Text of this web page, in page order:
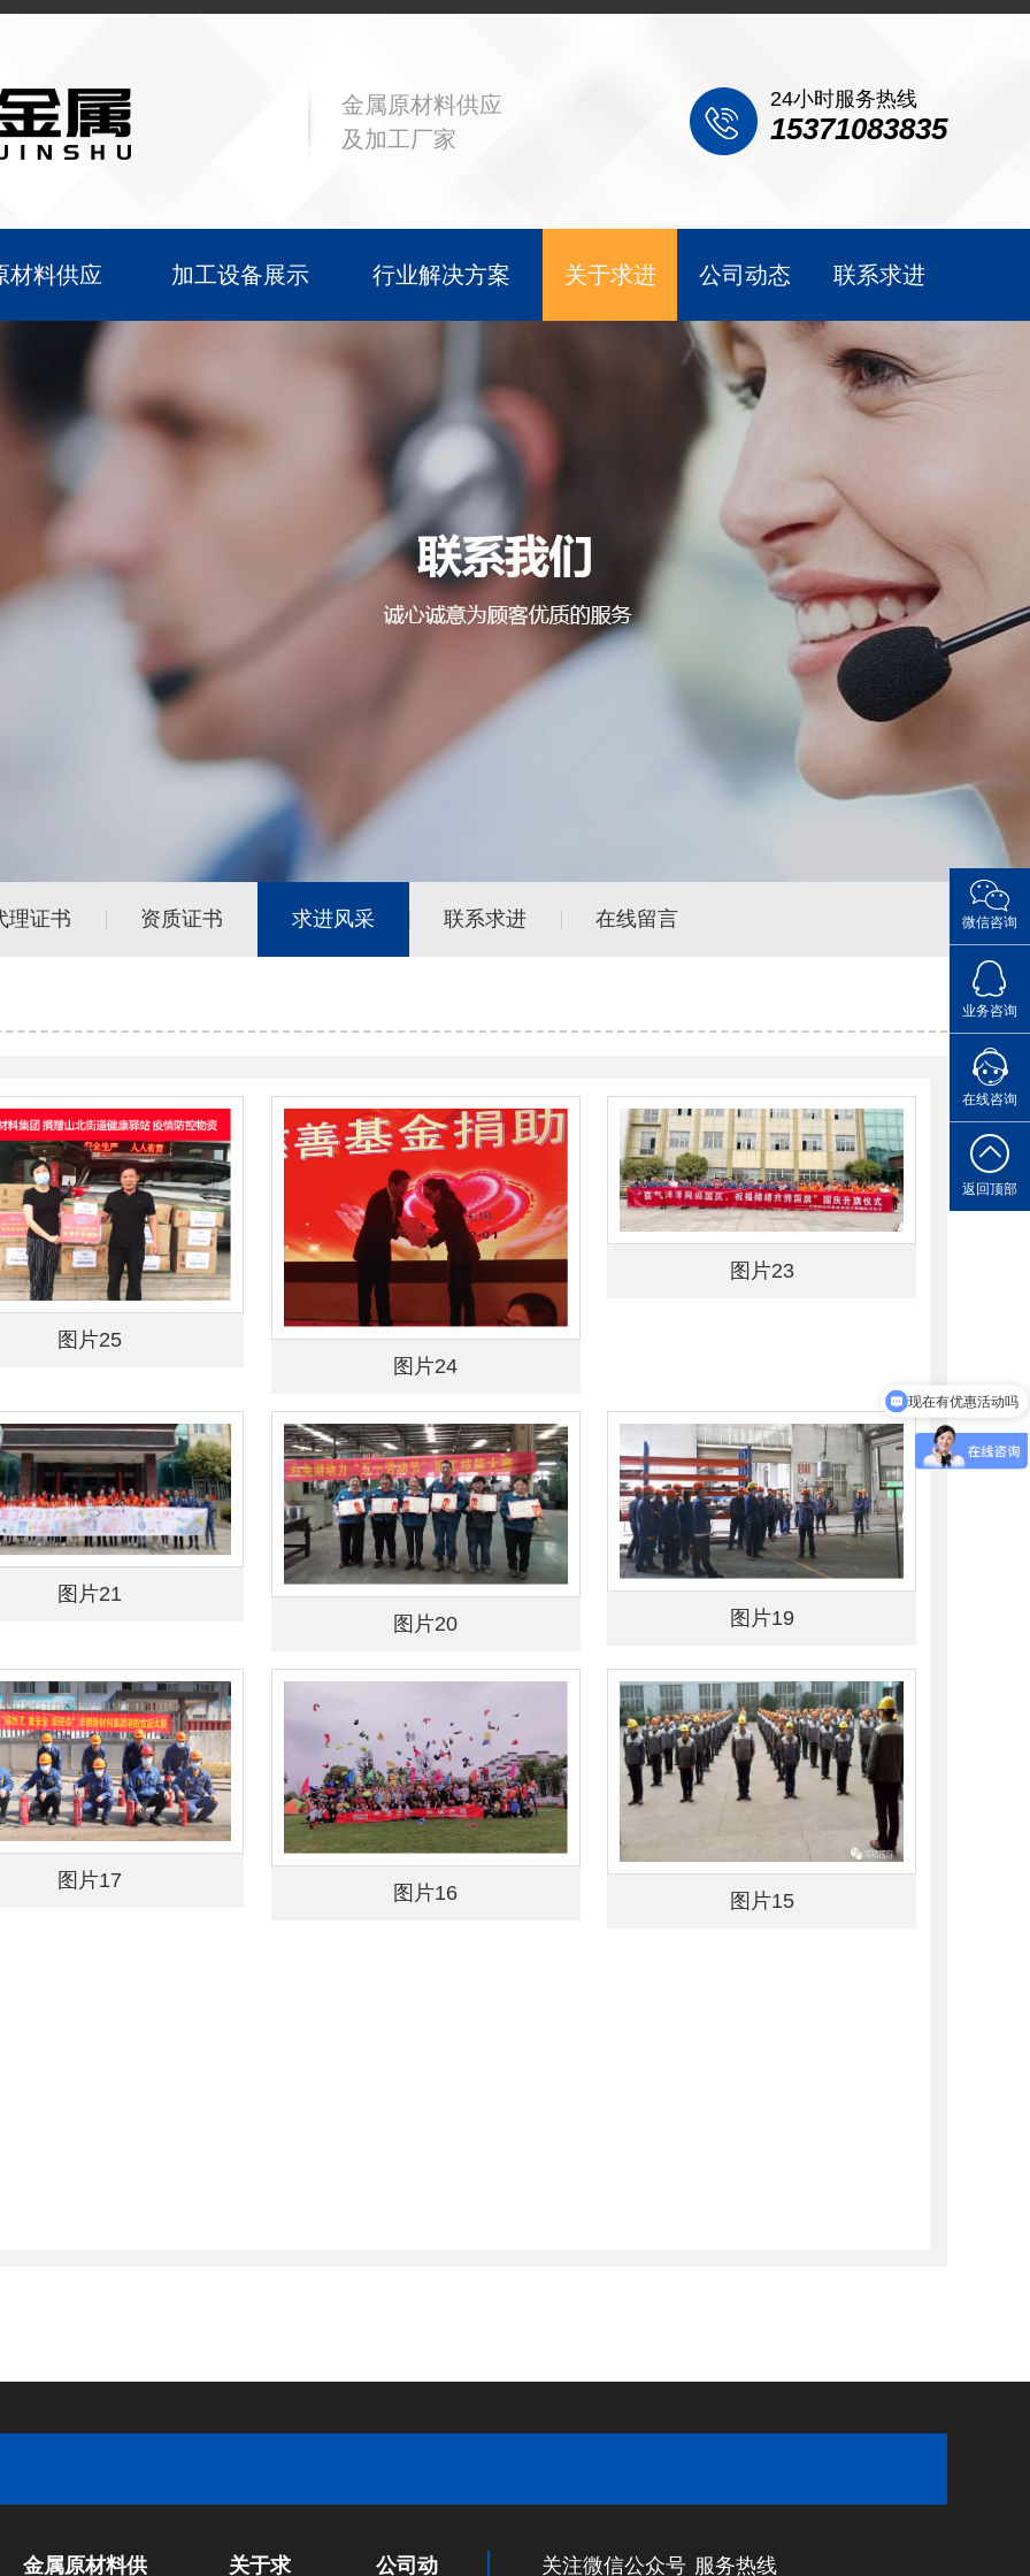
金属原材料供应
及加工厂家
24小时服务热线
15371083835
材料供应 加工设备展示 行业解决方案 关于求进 公司动态 联系求进
理证书 资质证书 求进风采 联系求进 在线留言
图片25
图片24
图片23
图片21
图片20
图片19
图片17
图片16 图片15
金属原材料供 关于求 公司动 关注微信公众号 服务热线
微信咨询
业务咨询
点击
在线咨询
您的专
返回顶部
可以介绍下你们的产品么